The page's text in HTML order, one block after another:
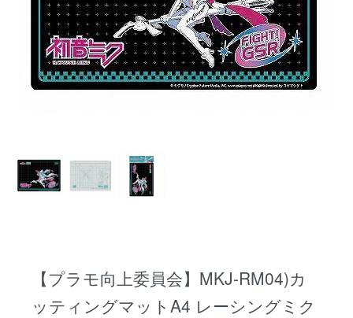
【プラモ向上委員会】MKJ-RM04)カ
ッティングマットA4 レーシングミク